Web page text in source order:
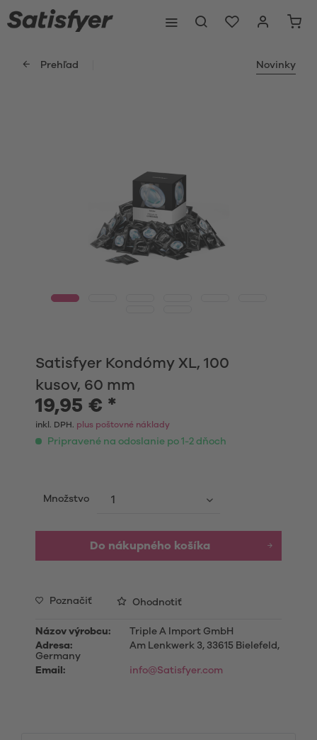
Prehľad Novinky
Satisfyer Kondómy XL, 100
kusov, 60 mm
19,95 € *
inkl. DPH. plus poštovné náklady
Pripravené na odoslanie po 1-2 dňoch
Množstvo
Do nákupného košíka
Poznačiť Ohodnotiť
Názov výrobcu:
Triple A Import GmbH
Adresa:
Am Lenkwerk 3, 33615 Bielefeld,
Germany
Email:
info@Satisfyer.com